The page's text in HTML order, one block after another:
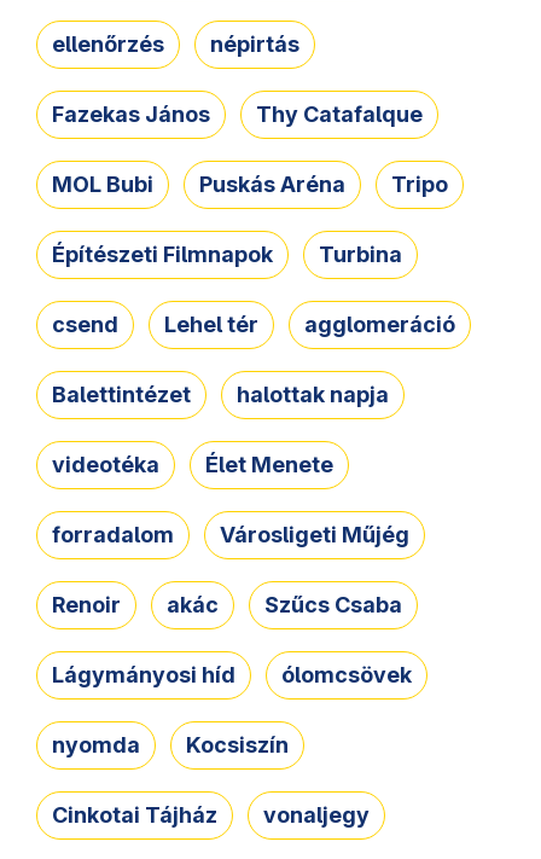
ellenőrzés népirtás
Fazekas János Thy Catafalque
MOL Bubi Puskás Aréna Tripo
Építészeti Filmnapok Turbina
csend Lehel tér agglomeráció
Balettintézet halottak napja
videotéka Élet Menete
forradalom Városligeti Műjég
Renoir akác Szűcs Csaba
Lágymányosi híd ólomcsövek
nyomda Kocsiszín
Cinkotai Tájház vonaljegy